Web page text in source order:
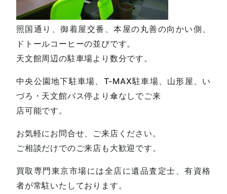
照国通り、御着屋交番、本屋の丸善の向かい側、
ドトールコーヒーの並びです。
天文館周辺の駐車場より数分です。
中央公園地下駐車場、T-MAX駐車場、山形屋、い
づろ・天文館バス停より傘なしでご来
店可能です。
お気軽にお問合せ、ご来店ください。
ご相談だけでのご来店も大歓迎です。
買取専門東京市場には全店に遺品査定士、有資格
者が常駐いたしております。